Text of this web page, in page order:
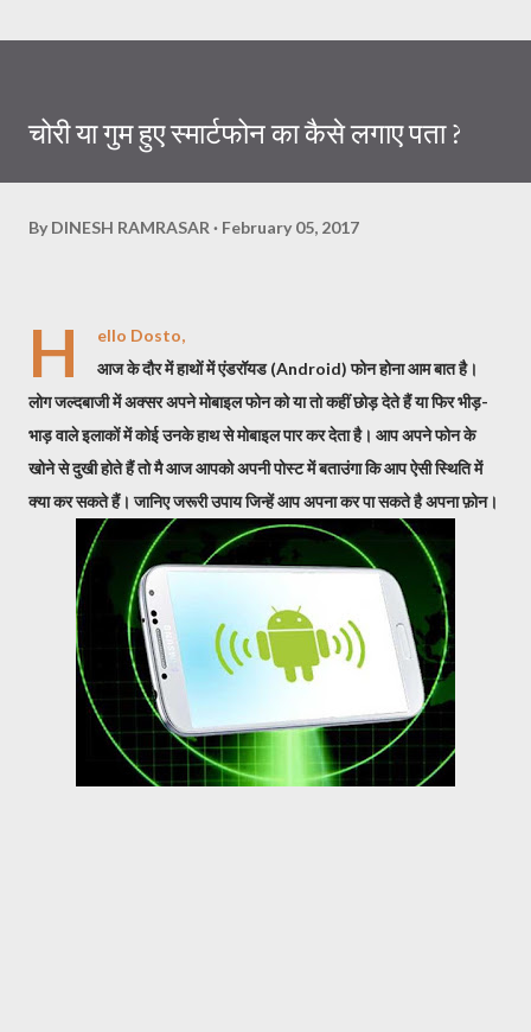
चोरी या गुम हुए स्मार्टफोन का कैसे लगाए पता ?
By DINESH RAMRASAR February 05, 2017
H
ello Dosto,
आज के दौर में हाथों में एंडरॉयड (Android) फोन होना आम बात है।
लोग जल्दबाजी में अक्सर अपने मोबाइल फोन को या तो कहीं छोड़ देते हैं या फिर भीड़-
भाड़ वाले इलाकों में कोई उनके हाथ से मोबाइल पार कर देता है। आप अपने फोन के
खोने से दुखी होते हैं तो मै आज आपको अपनी पोस्ट में बताउंगा कि आप ऐसी स्थिति में
क्या कर सकते हैं। जानिए जरूरी उपाय जिन्हें आप अपना कर पा सकते है अपना फ़ोन।